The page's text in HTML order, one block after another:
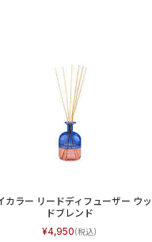
カラー リードディフューザー ウッ
ドブレンド
4,950